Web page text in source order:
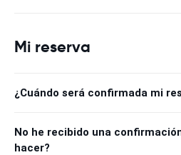
Mi reserva
¿Cuándo será confirmada mi
No he recibido una
hacer?